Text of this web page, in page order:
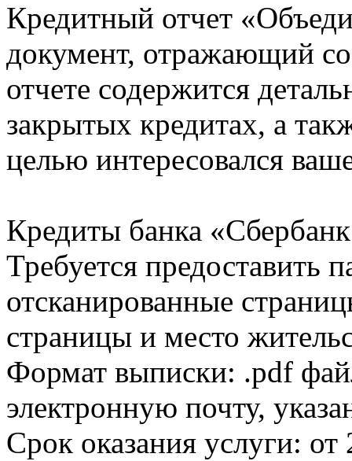
Кредитный отчет
документ, отражающий
отчете содержится
закрытых кредитах, а
целью интересовался
Кредиты банка
Требуется предоставить
отсканированные
страницы и место
Формат выписки: .pdf
электронную почту,
Срок оказания услуги: от